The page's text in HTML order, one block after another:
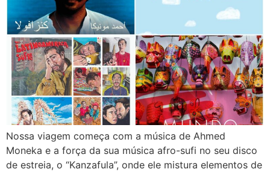
Nossa viagem começa com a música de Ahmed
Moneka e a força da sua música afro-sufi no seu disco
de estreia, o “Kanzafula”, onde ele mistura elementos de